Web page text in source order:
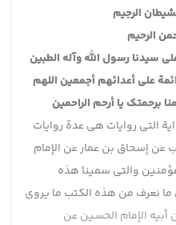
الرجيم
الرحيم
سيدنا رسول الله وآله الطبين
على أعدائهم أجمعين اللهم
برحمتك يا أرحم الراحمين
التي روايات هي عدة روايات
عن إسحاق بن عمار عن الإمام
والتي سمينا هذه
ما نعرف من هذه الكتب ما يروى
الإمام الحسين عن